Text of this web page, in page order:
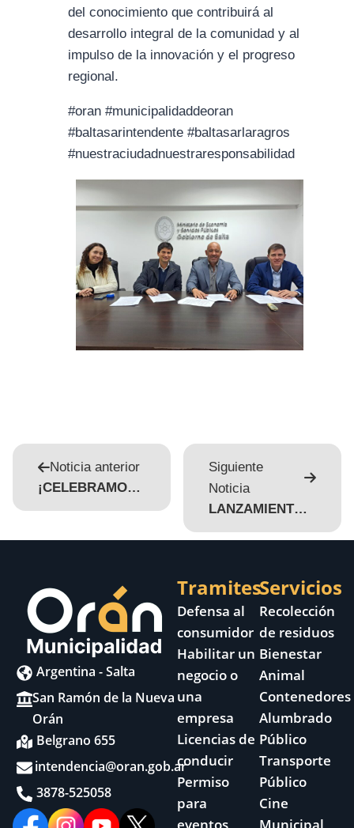
del conocimiento que contribuirá al
desarrollo integral de la comunidad y al
impulso de la innovación y el progreso
regional.
#oran #municipalidaddeoran
#baltasarintendente #baltasarlaragros
#nuestraciudadnuestraresponsabilidad
Noticia anterior
¡CELEBRAMOS NUESTRA INDEPENDENCIA EN BARRIO 9 DE JULIO!
Siguiente
Noticia
LANZAMIENTO DE LAS ACTIVIDADES DE AGOSTO EN ORÁN
Argentina - Salta
San Ramón de la Nueva
Orán
Belgrano 655
intendencia@oran.gob.ar
3878-525058
Tramites
Defensa al
consumidor
Habilitar un
negocio o
una
empresa
Licencias de
conducir
Permiso
para
Servicios
Recolección
de residuos
Bienestar
Animal
Contenedores
Alumbrado
Público
Transporte
Público
Cine